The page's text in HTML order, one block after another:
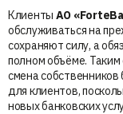
Клиенты АО
обслуживаться на
сохраняют силу, а
полном объёме.
смена собственников
для клиентов,
новых банковских